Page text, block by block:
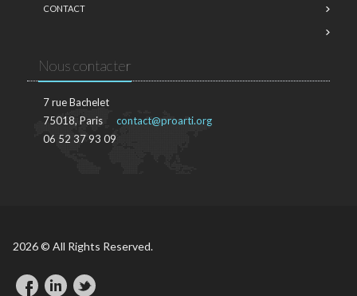
CONTACT
Nous contacter
7 rue Bachelet
75018, Paris
06 52 37 93 09
contact@proarti.org
2026 © All Rights Reserved.